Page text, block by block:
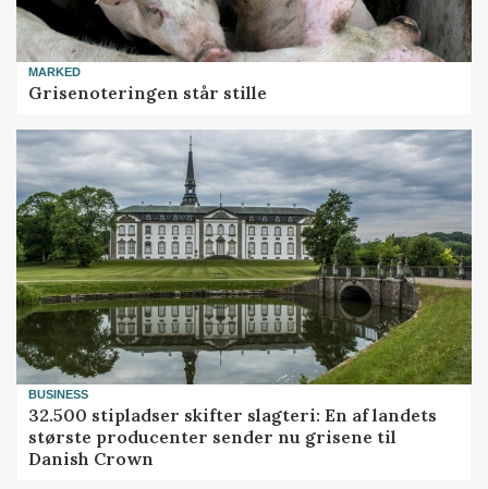
MARKED
Grisenoteringen står stille
BUSINESS
32.500 stipladser skifter slagteri: En af landets
største producenter sender nu grisene til
Danish Crown